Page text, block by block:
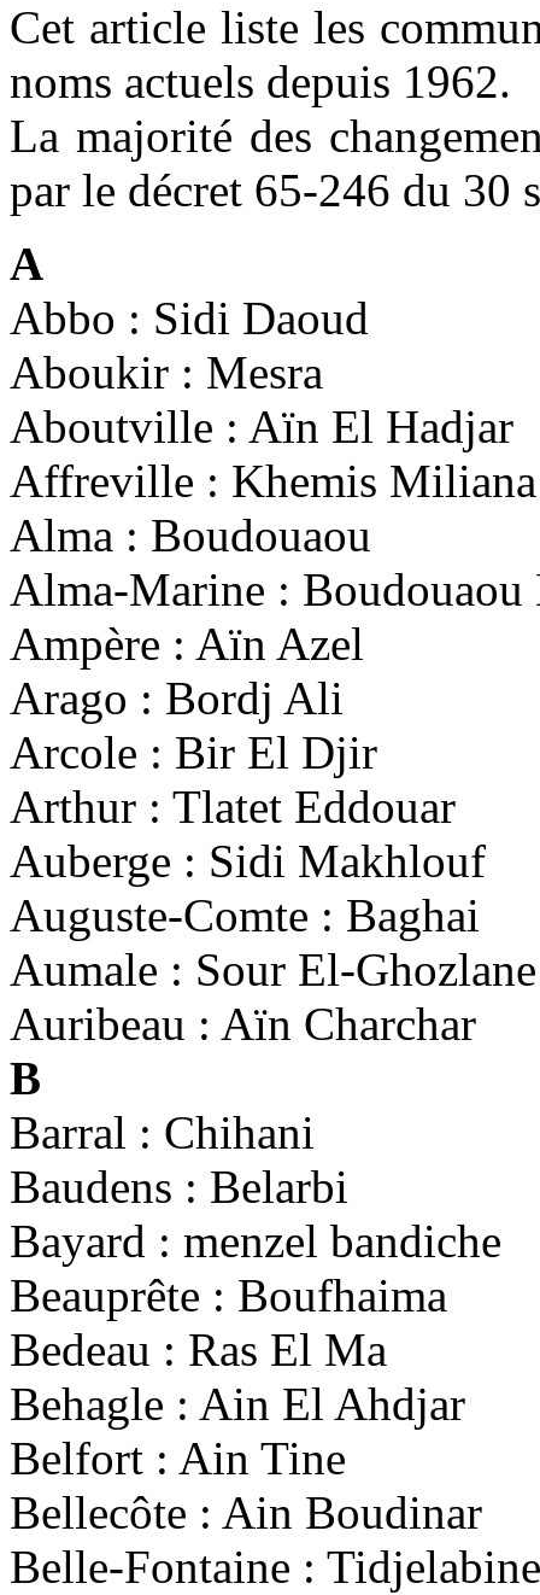
Cet article liste les
noms actuels depuis 1962.
La majorité des
par le décret 65-246 du 30
A
Abbo : Sidi Daoud
Aboukir : Mesra
Aboutville : Aïn El Hadjar
Affreville : Khemis Miliana
Alma : Boudouaou
Alma-Marine : Boudouaou
Ampère : Aïn Azel
Arago : Bordj Ali
Arcole : Bir El Djir
Arthur : Tlatet Eddouar
Auberge : Sidi Makhlouf
Auguste-Comte : Baghai
Aumale : Sour El-Ghozlane
Auribeau : Aïn Charchar
B
Barral : Chihani
Baudens : Belarbi
Bayard : menzel bandiche
Beauprête : Boufhaima
Bedeau : Ras El Ma
Behagle : Ain El Ahdjar
Belfort : Ain Tine
Bellecôte : Ain Boudinar
Belle-Fontaine : Tidjelabine